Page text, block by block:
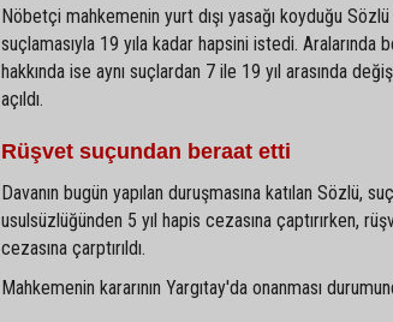
Nöbetçi mahkemenin yurt dışı yasağı koyduğu
suçlamasıyla 19 yıla kadar hapsini istedi.
hakkında ise aynı suçlardan 7 ile 19 yıl arasında
açıldı.
Rüşvet suçundan beraat etti
Davanın bugün yapılan duruşmasına katılan Sözlü,
usulsüzlüğünden 5 yıl hapis cezasına çaptırırken,
cezasına çarptırıldı.
Mahkemenin kararının Yargıtay'da onanması